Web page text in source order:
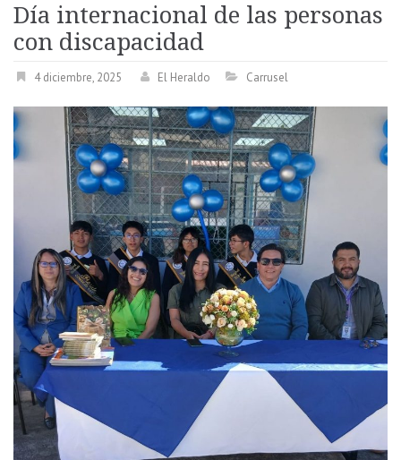
Día internacional de las personas
con discapacidad
4 diciembre, 2025 El Heraldo Carrusel